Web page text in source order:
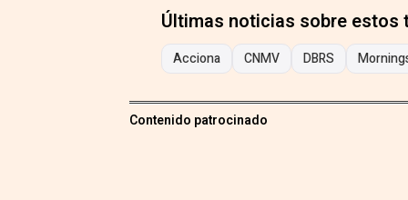
Últimas noticias sobre estos
Acciona CNMV DBRS
Contenido patrocinado